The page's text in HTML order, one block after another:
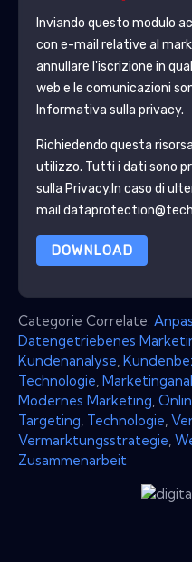
Inviando questo modulo
con e-mail relative al
annullare l'iscrizione in
web e le comunicazioni
Informativa sulla privacy.
Richiedendo questa
utilizzo. Tutti i dati sono
sulla Privacy.In caso di
mail
DOWNLOAD
Categorie Correlate:
Datengetriebenes
Kundenanalyse
Technologie
Modernes Marketing
Targeting Technologie
Vermarktungsstrategie
Zusammenarbeit